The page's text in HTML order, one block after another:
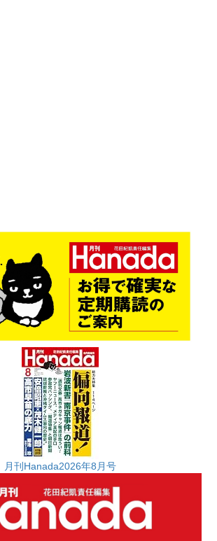
月刊Hanada2026年8月号